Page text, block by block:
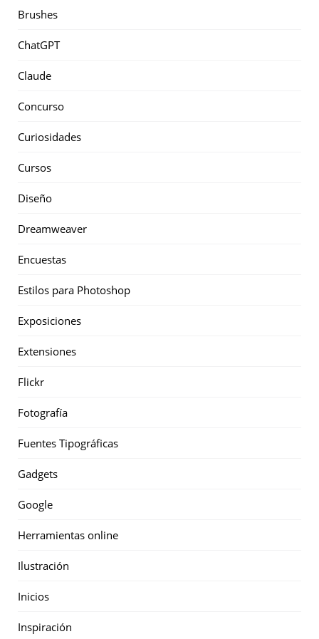
Brushes
ChatGPT
Claude
Concurso
Curiosidades
Cursos
Diseño
Dreamweaver
Encuestas
Estilos para Photoshop
Exposiciones
Extensiones
Flickr
Fotografía
Fuentes Tipográficas
Gadgets
Google
Herramientas online
Ilustración
Inicios
Inspiración